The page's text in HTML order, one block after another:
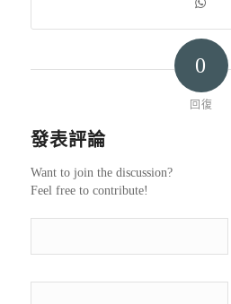
0
回復
發表評論
Want to join the discussion?
Feel free to contribute!